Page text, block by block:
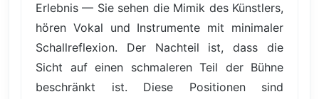
Erlebnis — Sie sehen die Mimik des Künstlers,
hören Vokal und Instrumente mit minimaler
Schallreflexion. Der Nachteil ist, dass die
Sicht auf einen schmaleren Teil der Bühne
beschränkt ist. Diese Positionen sind